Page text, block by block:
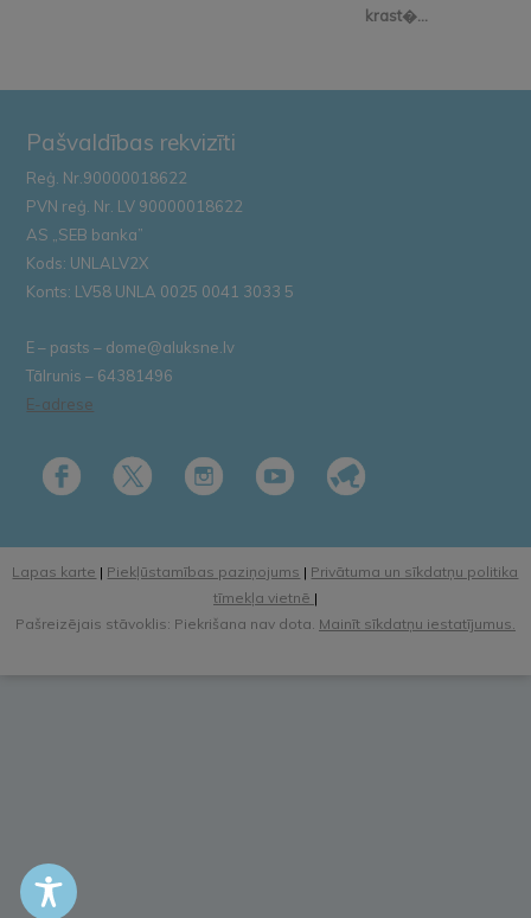
krast�...
Pašvaldības rekvizīti
Reģ. Nr.90000018622
PVN reģ. Nr. LV 90000018622
AS „SEB banka”
Kods: UNLALV2X
Konts: LV58 UNLA 0025 0041 3033 5
E – pasts – dome@aluksne.lv
Tālrunis – 64381496
E-adrese
Lapas karte | Piekļūstamības paziņojums | Privātuma un sīkdatņu politika
tīmekļa vietnē |
Pašreizējais stāvoklis: Piekrišana nav dota. Mainīt sīkdatņu iestatījumus.